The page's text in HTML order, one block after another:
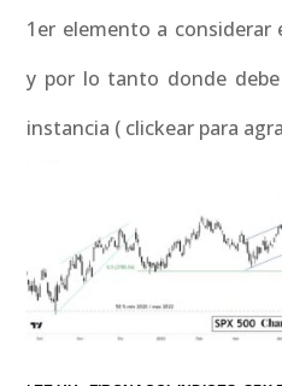
1er elemento a considerar
y por lo tanto donde
instancia ( clickear para